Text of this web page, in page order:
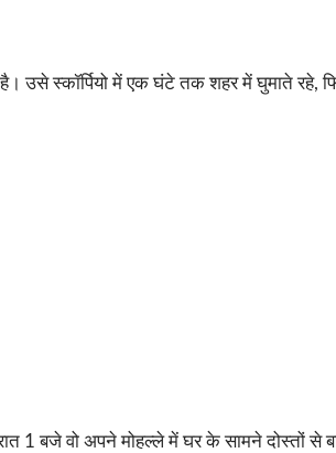
स्कॉर्पियो में एक घंटे तक शहर में घुमाते रहे,
1 बजे वो अपने मोहल्ले में घर के सामने